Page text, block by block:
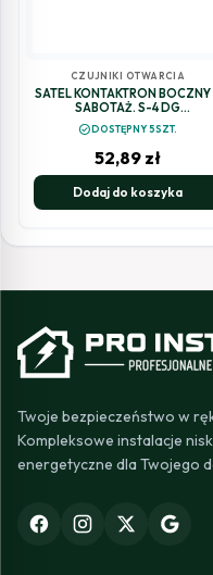
CZUJNIKI OTWARCIA
SATEL KONTAKTRON BOCZNY
SABOTAŻ. S-4 DG
(CIEMNOSZARY)
check_circleDOSTĘPNY 5SZT.
52,89 zł
Dodaj do koszyka
Twoje bezpieczeństwo w
Kompleksowe instalacje
energetyczne dla Twojego